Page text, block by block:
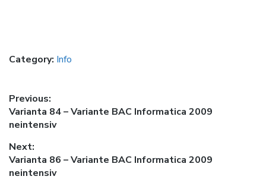
Category: Info
Post
navigation
Previous:
Previous
post:
Varianta 84 – Variante BAC Informatica 2009
neintensiv
Next:
Next
post:
Varianta 86 – Variante BAC Informatica 2009
neintensiv